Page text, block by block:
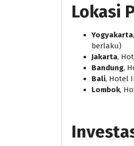
Lokasi
Yogyakarta
berlaku)
Jakarta,
Bandung,
Bali, Hotel
Lombok,